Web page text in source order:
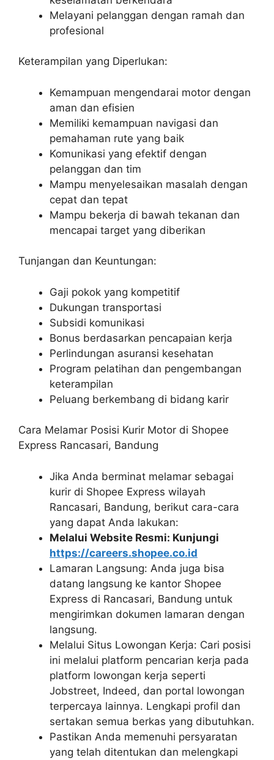
Melayani pelanggan dengan ramah dan
profesional
Keterampilan yang Diperlukan:
Kemampuan mengendarai motor dengan
aman dan efisien
Memiliki kemampuan navigasi dan
pemahaman rute yang baik
Komunikasi yang efektif dengan
pelanggan dan tim
Mampu menyelesaikan masalah dengan
cepat dan tepat
Mampu bekerja di bawah tekanan dan
mencapai target yang diberikan
Tunjangan dan Keuntungan:
Gaji pokok yang kompetitif
Dukungan transportasi
Subsidi komunikasi
Bonus berdasarkan pencapaian kerja
Perlindungan asuransi kesehatan
Program pelatihan dan pengembangan
keterampilan
Peluang berkembang di bidang karir
Cara Melamar Posisi Kurir Motor di Shopee
Express Rancasari, Bandung
Jika Anda berminat melamar sebagai
kurir di Shopee Express wilayah
Rancasari, Bandung, berikut cara-cara
yang dapat Anda lakukan:
Melalui Website Resmi: Kunjungi
https://careers.shopee.co.id
Lamaran Langsung: Anda juga bisa
datang langsung ke kantor Shopee
Express di Rancasari, Bandung untuk
mengirimkan dokumen lamaran dengan
langsung.
Melalui Situs Lowongan Kerja: Cari posisi
ini melalui platform pencarian kerja pada
platform lowongan kerja seperti
Jobstreet, Indeed, dan portal lowongan
terpercaya lainnya. Lengkapi profil dan
sertakan semua berkas yang dibutuhkan.
Pastikan Anda memenuhi persyaratan
yang telah ditentukan dan melengkapi